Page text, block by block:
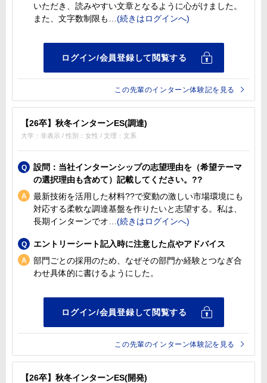
いただき、読みやすい文章となるように心がけました。
また、文字数制限も
この先輩のインターン体験記を見る
【26卒】秋冬インターンES(調達)
大学：非表示 / 性別：女性 / 文理：文系
設問：当社インターンシップの志望理由を（希望テーマ
の選択理由も含めて）記載してください。??
最新技術を活用した材料??で変動の激しい市場環境にも
対応する柔軟な調達基盤を作りたいと志望する。私は、
長期インターンでオ
エントリーシート記入時に注意した点やアドバイス
部門ごとの採用のため、なぜその部門か経験とつなぎ合
わせ具体的に書けるようにした。
この先輩のインターン体験記を見る
【26卒】秋冬インターンES(開発)